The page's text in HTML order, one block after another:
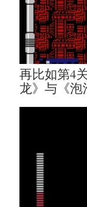
再比如第4
龙》与《